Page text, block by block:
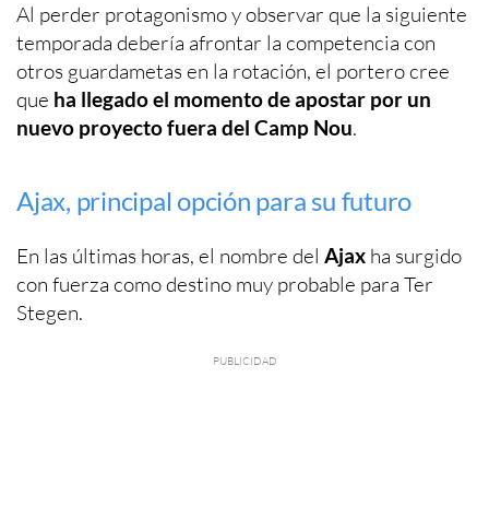
Al perder protagonismo y observar que la siguiente
temporada debería afrontar la competencia con
otros guardametas en la rotación, el portero cree
que ha llegado el momento de apostar por un
nuevo proyecto fuera del Camp Nou.
Ajax, principal opción para su futuro
En las últimas horas, el nombre del Ajax ha surgido
con fuerza como destino muy probable para Ter
Stegen.